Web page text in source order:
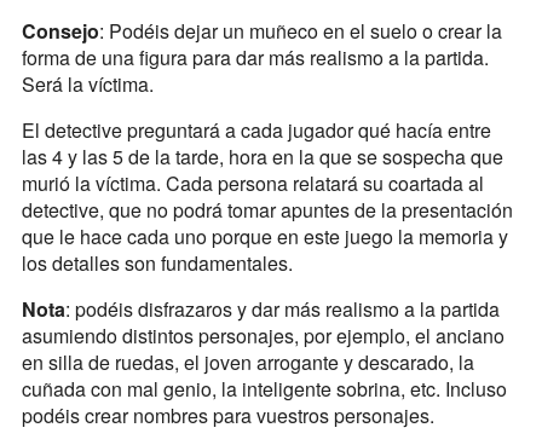
Consejo: Podéis dejar un muñeco en el suelo o crear la
forma de una figura para dar más realismo a la partida.
Será la víctima.
El detective preguntará a cada jugador qué hacía entre
las 4 y las 5 de la tarde, hora en la que se sospecha que
murió la víctima. Cada persona relatará su coartada al
detective, que no podrá tomar apuntes de la presentación
que le hace cada uno porque en este juego la memoria y
los detalles son fundamentales.
Nota: podéis disfrazaros y dar más realismo a la partida
asumiendo distintos personajes, por ejemplo, el anciano
en silla de ruedas, el joven arrogante y descarado, la
cuñada con mal genio, la inteligente sobrina, etc. Incluso
podéis crear nombres para vuestros personajes.